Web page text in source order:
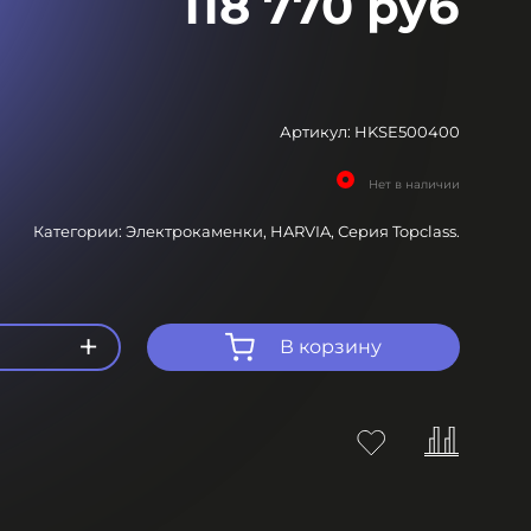
Артикул: HKSE500400
Нет в наличии
Категории: Электрокаменки, HARVIA, Серия Topclass.
В корзину
+